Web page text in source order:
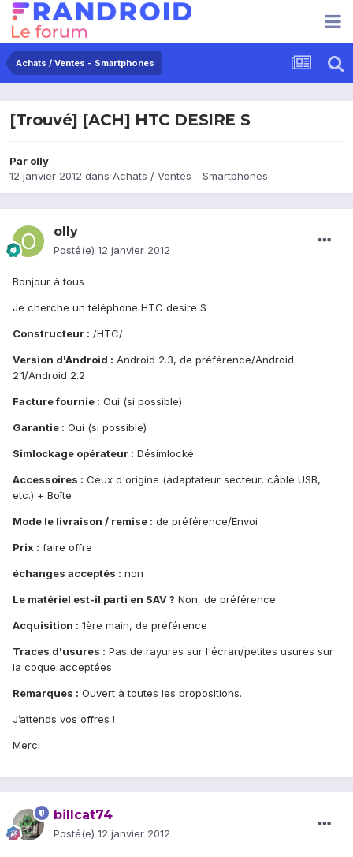
Achats / Ventes - Smartphones
[Trouvé] [ACH] HTC DESIRE S
Par olly
12 janvier 2012 dans Achats / Ventes - Smartphones
olly
Posté(e) 12 janvier 2012
Bonjour à tous
Je cherche un téléphone HTC desire S
Constructeur : /HTC/
Version d'Android : Android 2.3, de préférence/Android
2.1/Android 2.2
Facture fournie : Oui (si possible)
Garantie : Oui (si possible)
Simlockage opérateur : Désimlocké
Accessoires : Ceux d'origine (adaptateur secteur, câble USB,
etc.) + Boîte
Mode le livraison / remise : de préférence/Envoi
Prix : faire offre
échanges acceptés : non
Le matériel est-il parti en SAV ? Non, de préférence
Acquisition : 1ère main, de préférence
Traces d'usures : Pas de rayures sur l'écran/petites usures sur
la coque acceptées
Remarques : Ouvert à toutes les propositions.
J’attends vos offres !
Merci
billcat74
Posté(e) 12 janvier 2012